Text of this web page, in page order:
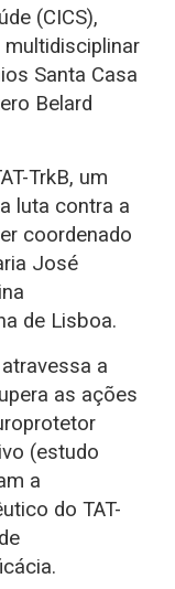
(CICS),
multidisciplinar
Santa Casa
Belard
TrkB, um
luta contra a
coordenado
José
de Lisboa.
a
as ações
(estudo
a
do TAT-